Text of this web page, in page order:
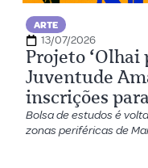
ARTE
13/07/2026
Projeto ‘Olhai
Juventude
inscrições
Bolsa de estudos é
zonas periféricas de